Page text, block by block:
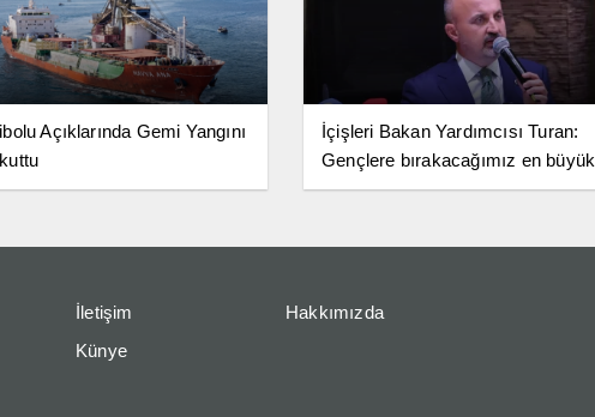
Açıklarında Gemi Yangını
İçişleri Bakan Yardımcısı Turan:
Gençlere bırakacağımız en büyük
miras terörsüz Türkiye
İletişim
Hakkımızda
Künye